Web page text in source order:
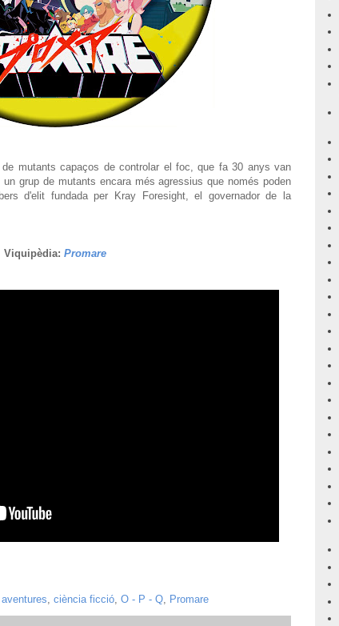
mutants capaços de controlar el foc, que fa 30 anys van
grup de mutants encara més agressius que només poden
d'elit fundada per Kray Foresight, el governador de la
Viquipèdia: Promare
aventures, ciència ficció, O - P - Q, Promare